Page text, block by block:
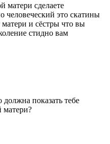
матери сделаете
человеческий это скатины
матери и сёстры что вы
стидно вам
показать тебе
матери?